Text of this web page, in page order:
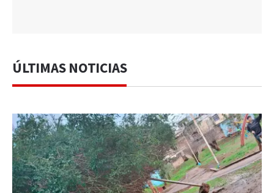
ÚLTIMAS NOTICIAS